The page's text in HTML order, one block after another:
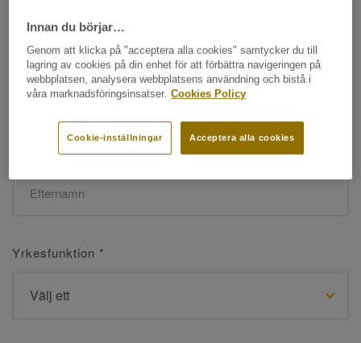
Namn*
Efternamn*
Yrkesfunktion *
Innan du börjar…
Genom att klicka på "acceptera alla cookies" samtycker du till
lagring av cookies på din enhet för att förbättra navigeringen på
webbplatsen, analysera webbplatsens användning och bistå i
våra marknadsföringsinsatser. Cookies Policy
Acceptera alla cookies
Cookie-inställningar